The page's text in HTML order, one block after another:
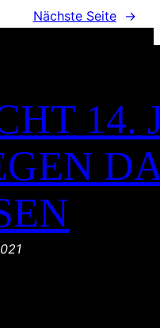
Nächste Seite →
14.